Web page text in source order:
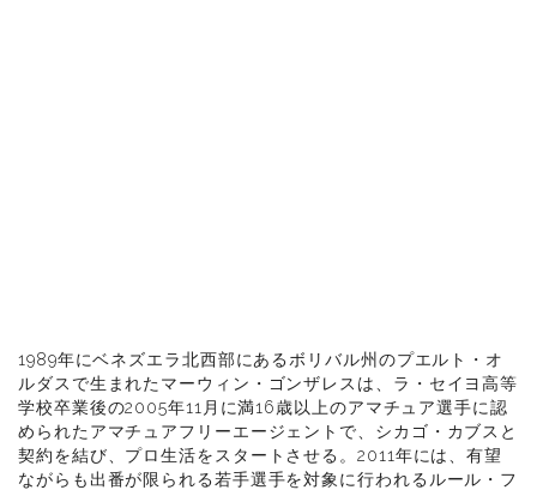
1989年にベネズエラ北西部にあるボリバル州のプエルト・オ
ルダスで生まれたマーウィン・ゴンザレスは、ラ・セイヨ高等
学校卒業後の2005年11月に満16歳以上のアマチュア選手に認
められたアマチュアフリーエージェントで、シカゴ・カブスと
契約を結び、プロ生活をスタートさせる。2011年には、有望
ながらも出番が限られる若手選手を対象に行われるルール・フ